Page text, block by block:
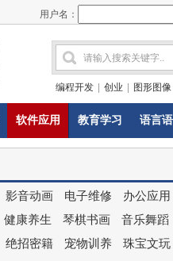
用户名：
编程开发 创业 图形图像
软件应用 教育学习 语言
影音动画 电子维修
办公应用
健康养生 琴棋书画
音乐舞蹈
绝招密籍 宠物训养 珠宝文玩